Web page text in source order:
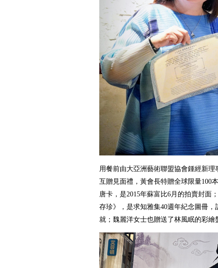
用餐前由大亞洲藝術聯盟協會鍾經新
互贈見面禮，黃會長特贈全球限量100
唐卡，是2015年蘇富比6月的拍賣封面
存珍》，是求知雅集40週年紀念圖冊
就；魏麗洋女士也贈送了林風眠的彩繪